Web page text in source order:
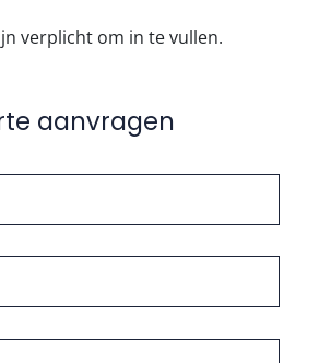
verplicht om in te vullen.
aanvragen